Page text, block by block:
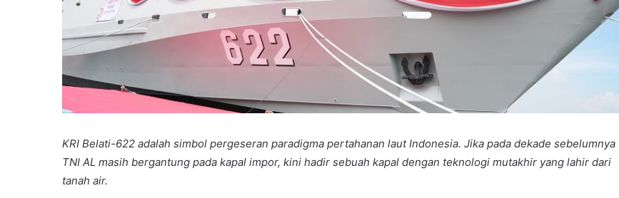
KRI Belati-622 adalah simbol pergeseran paradigma pertahanan laut Indonesia. Jika pada dekade sebelumnya
TNI AL masih bergantung pada kapal impor, kini hadir sebuah kapal dengan teknologi mutakhir yang lahir dari
tanah air.